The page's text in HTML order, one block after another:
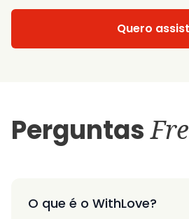
Quero
Perguntas
O que é o WithLove?